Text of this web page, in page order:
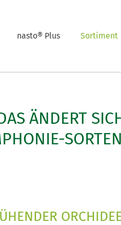
nasto® Plus Sortiment
ÄNDERT